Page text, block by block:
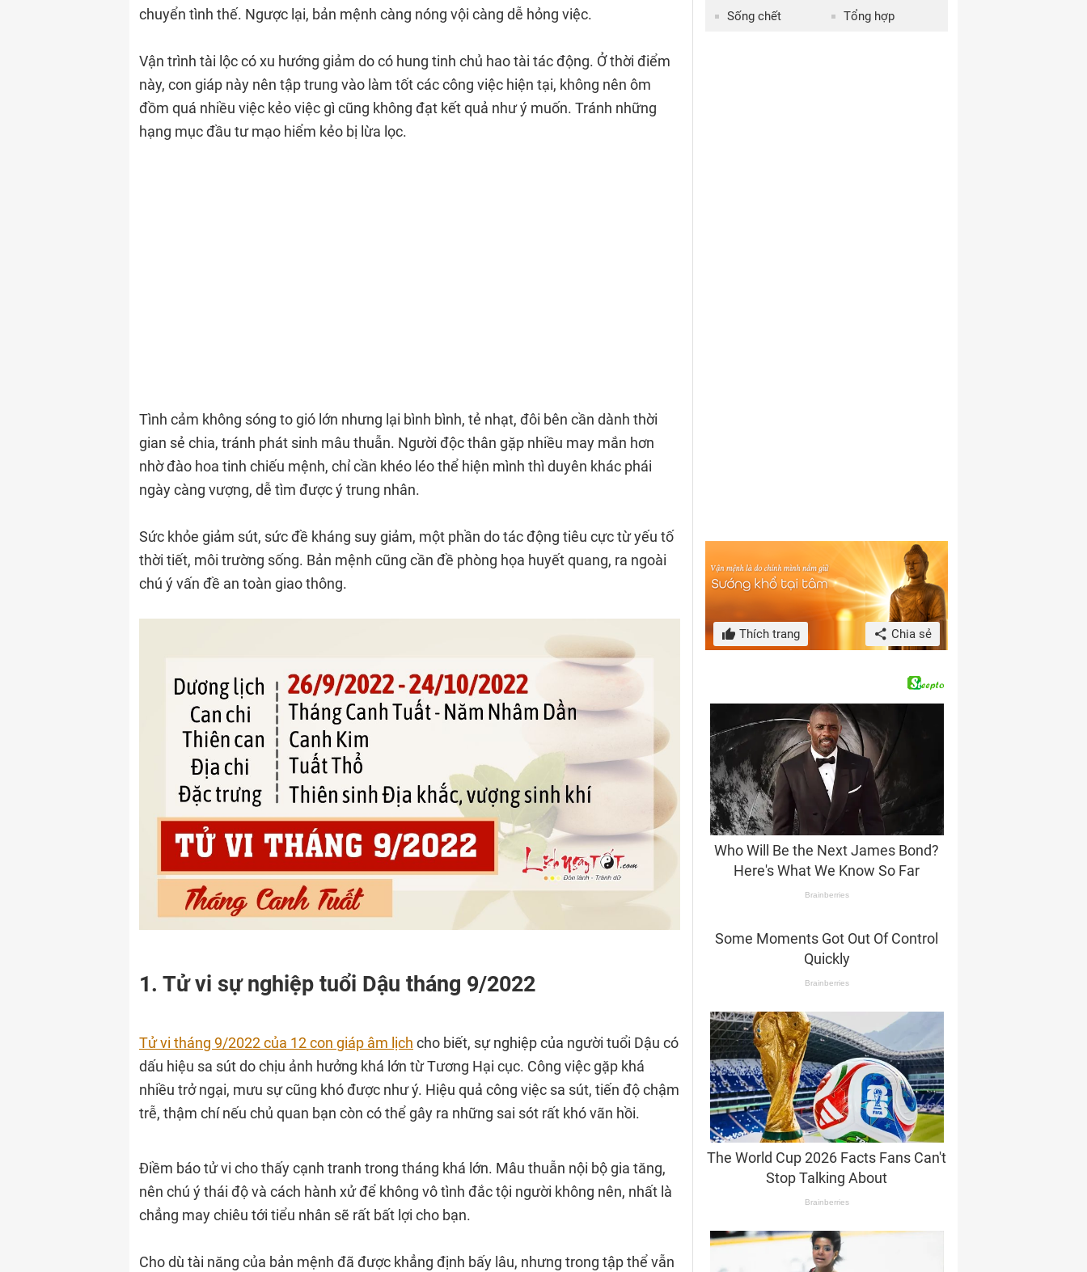
chuyển tình thế. Ngược lại, bản mệnh càng nóng vội càng dễ hỏng việc.
Vận trình tài lộc có xu hướng giảm do có hung tinh chủ hao tài tác động. Ở thời điểm
này, con giáp này nên tập trung vào làm tốt các công việc hiện tại, không nên ôm
đồm quá nhiều việc kẻo việc gì cũng không đạt kết quả như ý muốn. Tránh những
hạng mục đầu tư mạo hiểm kẻo bị lừa lọc.
Tình cảm không sóng to gió lớn nhưng lại bình bình, tẻ nhạt, đôi bên cần dành thời
gian sẻ chia, tránh phát sinh mâu thuẫn. Người độc thân gặp nhiều may mắn hơn
nhờ đào hoa tinh chiếu mệnh, chỉ cần khéo léo thể hiện mình thì duyên khác phái
ngày càng vượng, dễ tìm được ý trung nhân.
Sức khỏe giảm sút, sức đề kháng suy giảm, một phần do tác động tiêu cực từ yếu tố
thời tiết, môi trường sống. Bản mệnh cũng cần đề phòng họa huyết quang, ra ngoài
chú ý vấn đề an toàn giao thông.
1. Tử vi sự nghiệp tuổi Dậu tháng 9/2022
Tử vi tháng 9/2022 của 12 con giáp âm lịch cho biết, sự nghiệp của người tuổi Dậu có
dấu hiệu sa sút do chịu ảnh hưởng khá lớn từ Tương Hại cục. Công việc gặp khá
nhiều trở ngại, mưu sự cũng khó được như ý. Hiệu quả công việc sa sút, tiến độ chậm
trễ, thậm chí nếu chủ quan bạn còn có thể gây ra những sai sót rất khó vãn hồi.
Điềm báo tử vi cho thấy cạnh tranh trong tháng khá lớn. Mâu thuẫn nội bộ gia tăng,
nên chú ý thái độ và cách hành xử để không vô tình đắc tội người không nên, nhất là
chẳng may chiêu tới tiểu nhân sẽ rất bất lợi cho bạn.
Cho dù tài năng của bản mệnh đã được khẳng định bấy lâu, nhưng trong tập thể vẫn
Sống chết Tổng hợp
Thích trang Chia sẻ